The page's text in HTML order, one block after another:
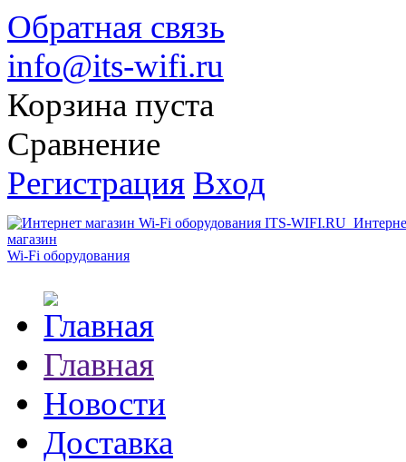
Обратная связь
info@its-wifi.ru
Корзина пуста
Сравнение
Регистрация Вход
магазин
Wi-Fi оборудования
Главная
Новости
Доставка